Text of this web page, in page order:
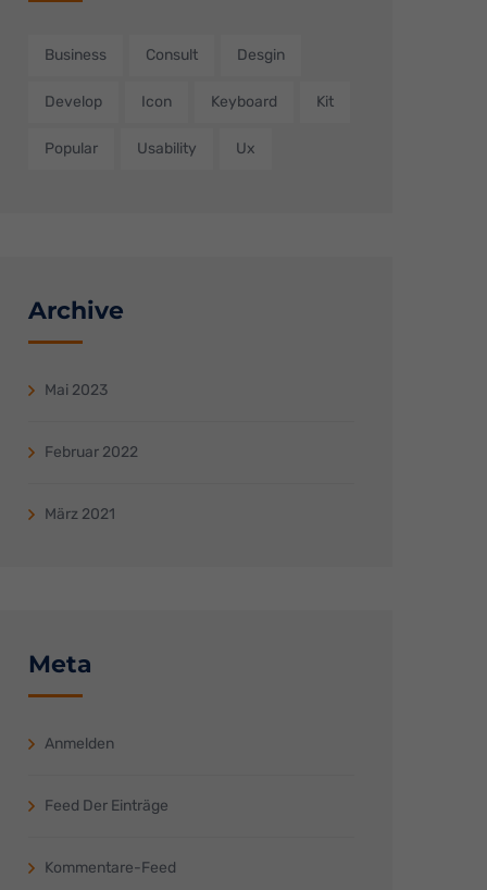
Business Consult Desgin
Develop Icon Keyboard Kit
Popular Usability Ux
Archive
Mai 2023
Februar 2022
März 2021
Meta
Anmelden
Feed Der Einträge
Kommentare-Feed
Externe Medien